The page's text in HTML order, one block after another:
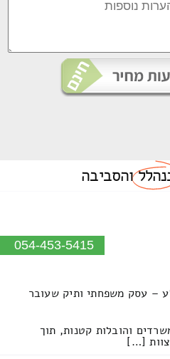
והסביבה
054-453-5415
– עסק משפחתי ותיק שעובר
והובלות קטנות, תוך
[…]